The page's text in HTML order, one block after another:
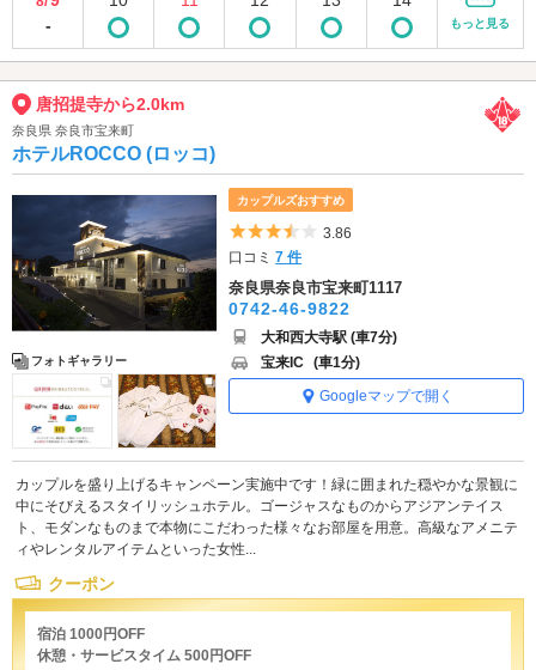
-
もっと見る
唐招提寺から2.0km
奈良県 奈良市宝来町
ホテルROCCO (ロッコ)
フォトギャラリー
カップルズおすすめ
5つ星のうち3.5
3.86
口コミ7 件
奈良県奈良市宝来町1117
0742-46-9822
大和西大寺駅 (車7分)
宝来IC (車1分)
Googleマップで開く
カップルを盛り上げるキャンペーン実施中です！緑に囲まれた穏やかな景観に
中にそびえるスタイリッシュホテル。ゴージャスなものからアジアンテイス
ト、モダンなものまで本物にこだわった様々なお部屋を用意。高級なアメニテ
ィやレンタルアイテムといった女性...
クーポン
宿泊 1000円OFF
休憩・サービスタイム 500円OFF